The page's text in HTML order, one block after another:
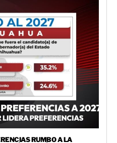
RUMBO A LA